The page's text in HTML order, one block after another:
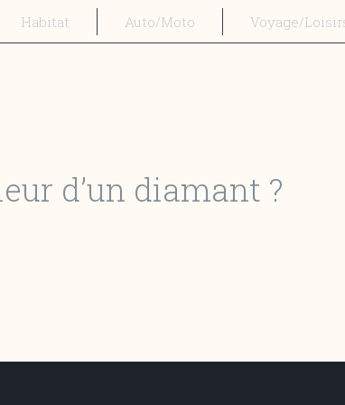
Habitat Auto/Moto Voyage/
d’un diamant ?